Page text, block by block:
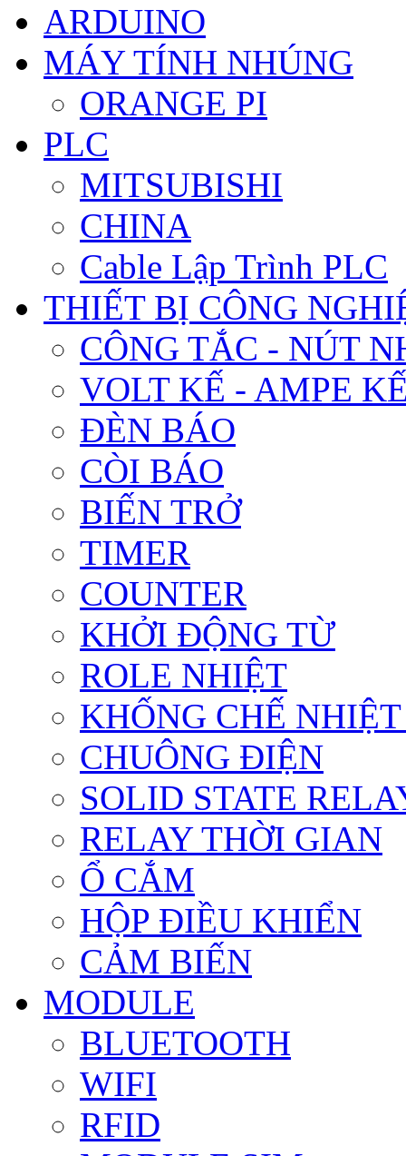
ARDUINO
MÁY TÍNH NHÚNG
ORANGE PI
PLC
MITSUBISHI
CHINA
Cable Lập Trình PLC
THIẾT BỊ CÔNG
CÔNG TẮC - NÚT
VOLT KẾ - AMPE
ĐÈN BÁO
CÒI BÁO
BIẾN TRỞ
TIMER
COUNTER
KHỞI ĐỘNG TỪ
ROLE NHIỆT
KHỐNG CHẾ
CHUÔNG ĐIỆN
SOLID STATE
RELAY THỜI GIAN
Ổ CẮM
HỘP ĐIỀU KHIỂN
CẢM BIẾN
MODULE
BLUETOOTH
WIFI
RFID